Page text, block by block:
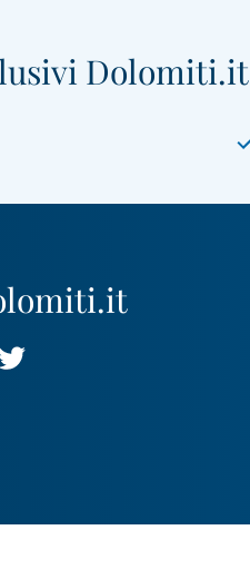
Dolomiti.it